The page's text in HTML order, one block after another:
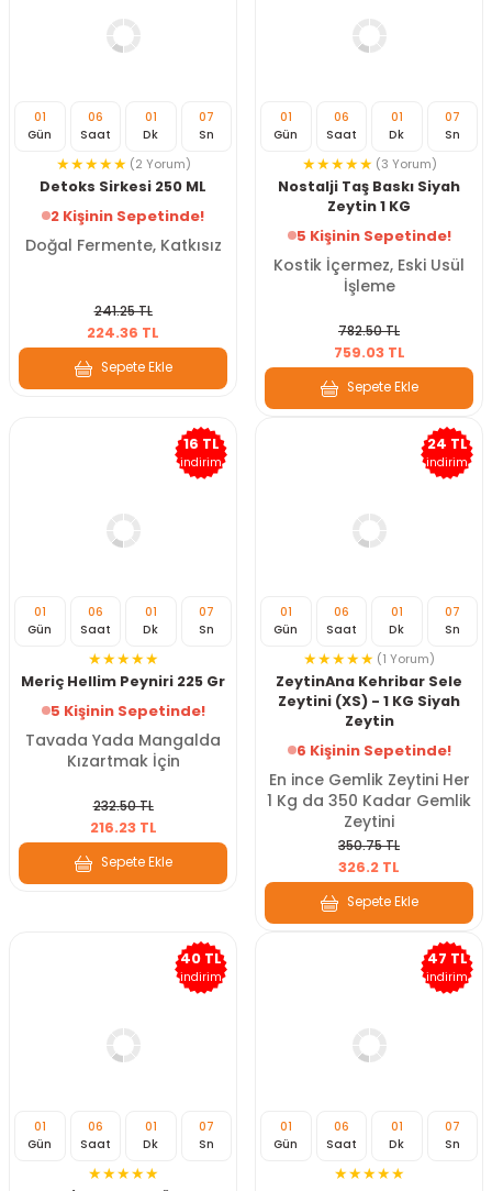
01
Gün
06
Saat
01
Dk
07
Sn
(2 Yorum)
Detoks Sirkesi 250 ML
2 Kişinin Sepetinde!
Doğal Fermente, Katkısız
241.25 TL
224.36 TL
Sepete Ekle
01
Gün
06
Saat
01
Dk
07
Sn
(3 Yorum)
Nostalji Taş Baskı Siyah
Zeytin 1 KG
5 Kişinin Sepetinde!
Kostik İçermez, Eski Usül
İşleme
782.50 TL
759.03 TL
Sepete Ekle
16 TL
indirim
01
Gün
06
Saat
01
Dk
07
Sn
Meriç Hellim Peyniri 225 Gr
5 Kişinin Sepetinde!
Tavada Yada Mangalda
Kızartmak İçin
232.50 TL
216.23 TL
Sepete Ekle
24 TL
indirim
01
Gün
06
Saat
01
Dk
07
Sn
(1 Yorum)
ZeytinAna Kehribar Sele
Zeytini (XS) - 1 KG Siyah
Zeytin
6 Kişinin Sepetinde!
En ince Gemlik Zeytini Her
1 Kg da 350 Kadar Gemlik
Zeytini
350.75 TL
326.2 TL
Sepete Ekle
40 TL
indirim
01
Gün
06
Saat
01
Dk
07
Sn
47 TL
indirim
01
Gün
06
Saat
01
Dk
07
Sn